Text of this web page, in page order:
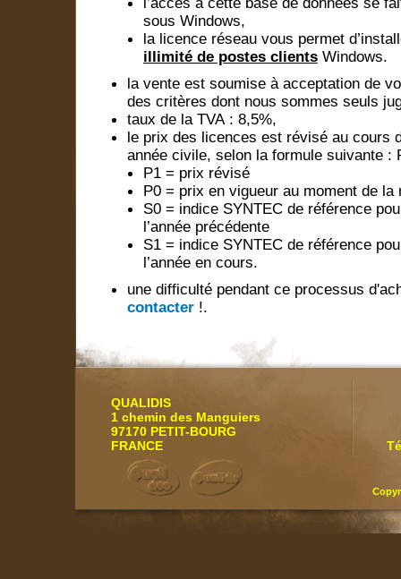
sous Windows,
la licence réseau vous permet
illimité de postes clients Windows.
la vente est soumise à acceptation de
des critères dont nous sommes seuls
taux de la TVA : 8,5%,
le prix des licences est révisé au cours
année civile, selon la formule suivante :
P1 = prix révisé
P0 = prix en vigueur au moment de la
S0 = indice SYNTEC de référence
l’année précédente
S1 = indice SYNTEC de référence
l’année en cours.
une difficulté pendant ce processus
contacter !.
QUALIDIS
1 chemin des Manguiers
97170 PETIT-BOURG
FRANCE